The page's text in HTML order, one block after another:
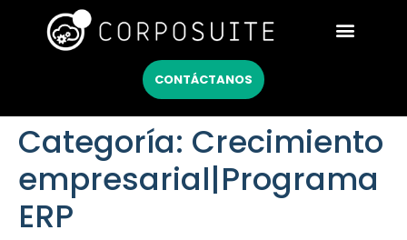
CONTÁCTANOS
Categoría: Crecimiento
empresarial|Programa
ERP